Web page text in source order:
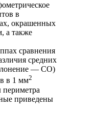
в
окрашенных
а также
сравнения
средних
— СО)
в 1 мм2
приведены